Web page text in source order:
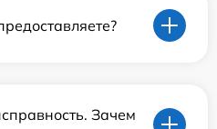
Зачем